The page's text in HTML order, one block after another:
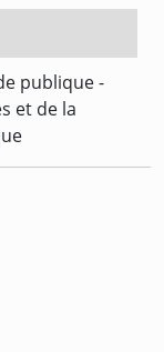
publique -
et de la